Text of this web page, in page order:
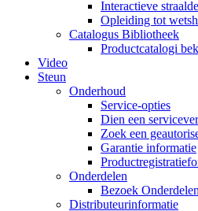
Interactieve
Opleiding tot
Catalogus Bibliotheek
Productcatalogi
Video
Steun
Onderhoud
Service-opties
Dien een
Zoek een
Garantie informatie
Onderdelen
Bezoek
Distributeurinformatie